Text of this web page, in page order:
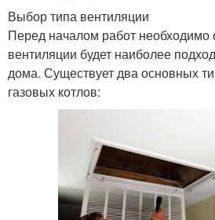
Выбор типа вентиляции
Перед началом работ необходимо
вентиляции будет наиболее
дома. Существует два основных
газовых котлов: